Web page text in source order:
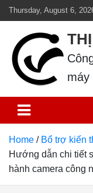
Skip
to
content
Thursday, August 6,
máy
Home
Bổ trợ kiến
Hướng dẫn chi tiết
hành camera công